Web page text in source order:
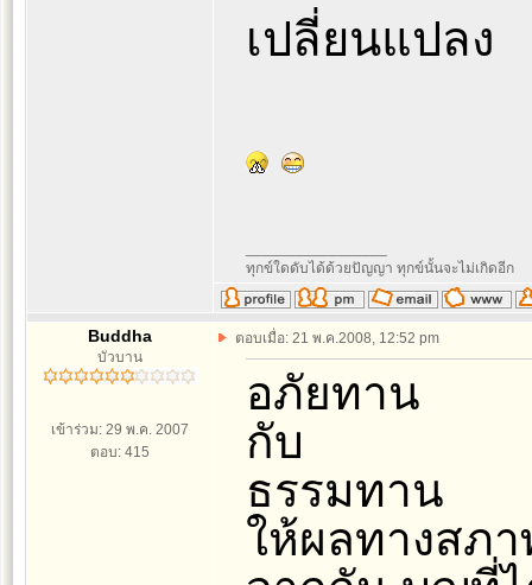
เปลี่ยนแปลง
ทุกข์ใดดับได้ด้วยปัญญา ทุกข์นั้นจะไม่เกิดอีก
Buddha
บัวบาน
เข้าร่วม: 29 พ.ค. 2007
ตอบ: 415
ตอบเมื่อ: 21 พ.ค.2008, 12:52 pm
อภัยทาน
กับ
ธรรมทาน
ให้ผลทางสภ